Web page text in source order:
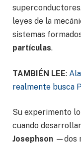
leyes de la
sistemas
partículas.
TAMBIÉN LEE:
realmente busca
Su experimento
cuando
Josephson —dos